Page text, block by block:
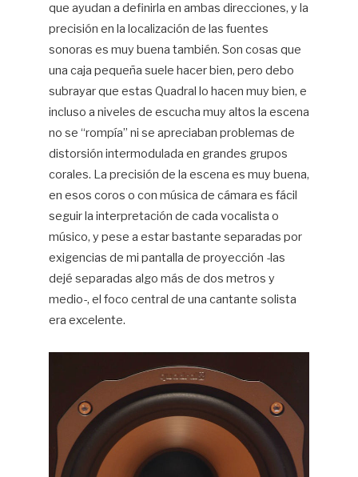
que ayudan a definirla en ambas direcciones, y la
precisión en la localización de las fuentes
sonoras es muy buena también. Son cosas que
una caja pequeña suele hacer bien, pero debo
subrayar que estas Quadral lo hacen muy bien, e
incluso a niveles de escucha muy altos la escena
no se “rompía” ni se apreciaban problemas de
distorsión intermodulada en grandes grupos
corales. La precisión de la escena es muy buena,
en esos coros o con música de cámara es fácil
seguir la interpretación de cada vocalista o
músico, y pese a estar bastante separadas por
exigencias de mi pantalla de proyección -las
dejé separadas algo más de dos metros y
medio-, el foco central de una cantante solista
era excelente.